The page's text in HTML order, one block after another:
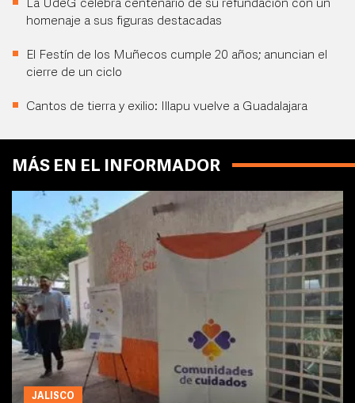
La UdeG celebra centenario de su refundación con un
homenaje a sus figuras destacadas
El Festín de los Muñecos cumple 20 años; anuncian el
cierre de un ciclo
Cantos de tierra y exilio: Illapu vuelve a Guadalajara
MÁS EN EL INFORMADOR
JALISCO